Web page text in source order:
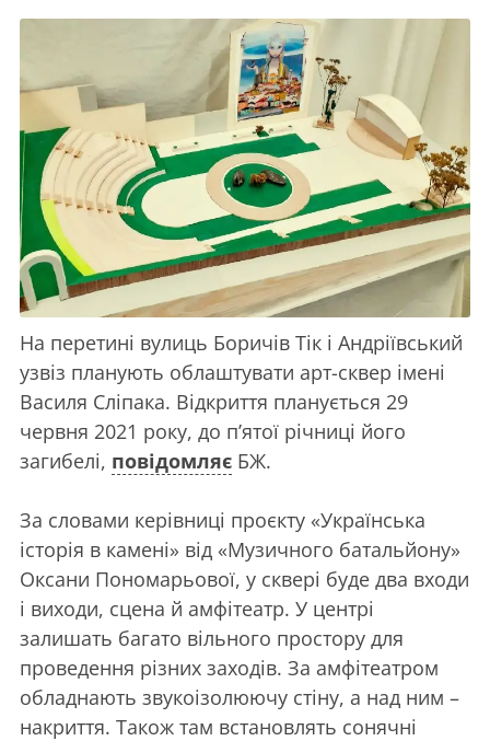
На перетині вулиць Боричів Тік і Андріївський
узвіз планують облаштувати арт-сквер імені
Василя Сліпака. Відкриття планується 29
червня 2021 року, до п’ятої річниці його
загибелі, повідомляє БЖ.
За словами керівниці проєкту «Українська
історія в камені» від «Музичного батальйону»
Оксани Пономарьової, у сквері буде два входи
і виходи, сцена й амфітеатр. У центрі
залишать багато вільного простору для
проведення різних заходів. За амфітеатром
обладнають звукоізолюючу стіну, а над ним –
накриття. Також там встановлять сонячні